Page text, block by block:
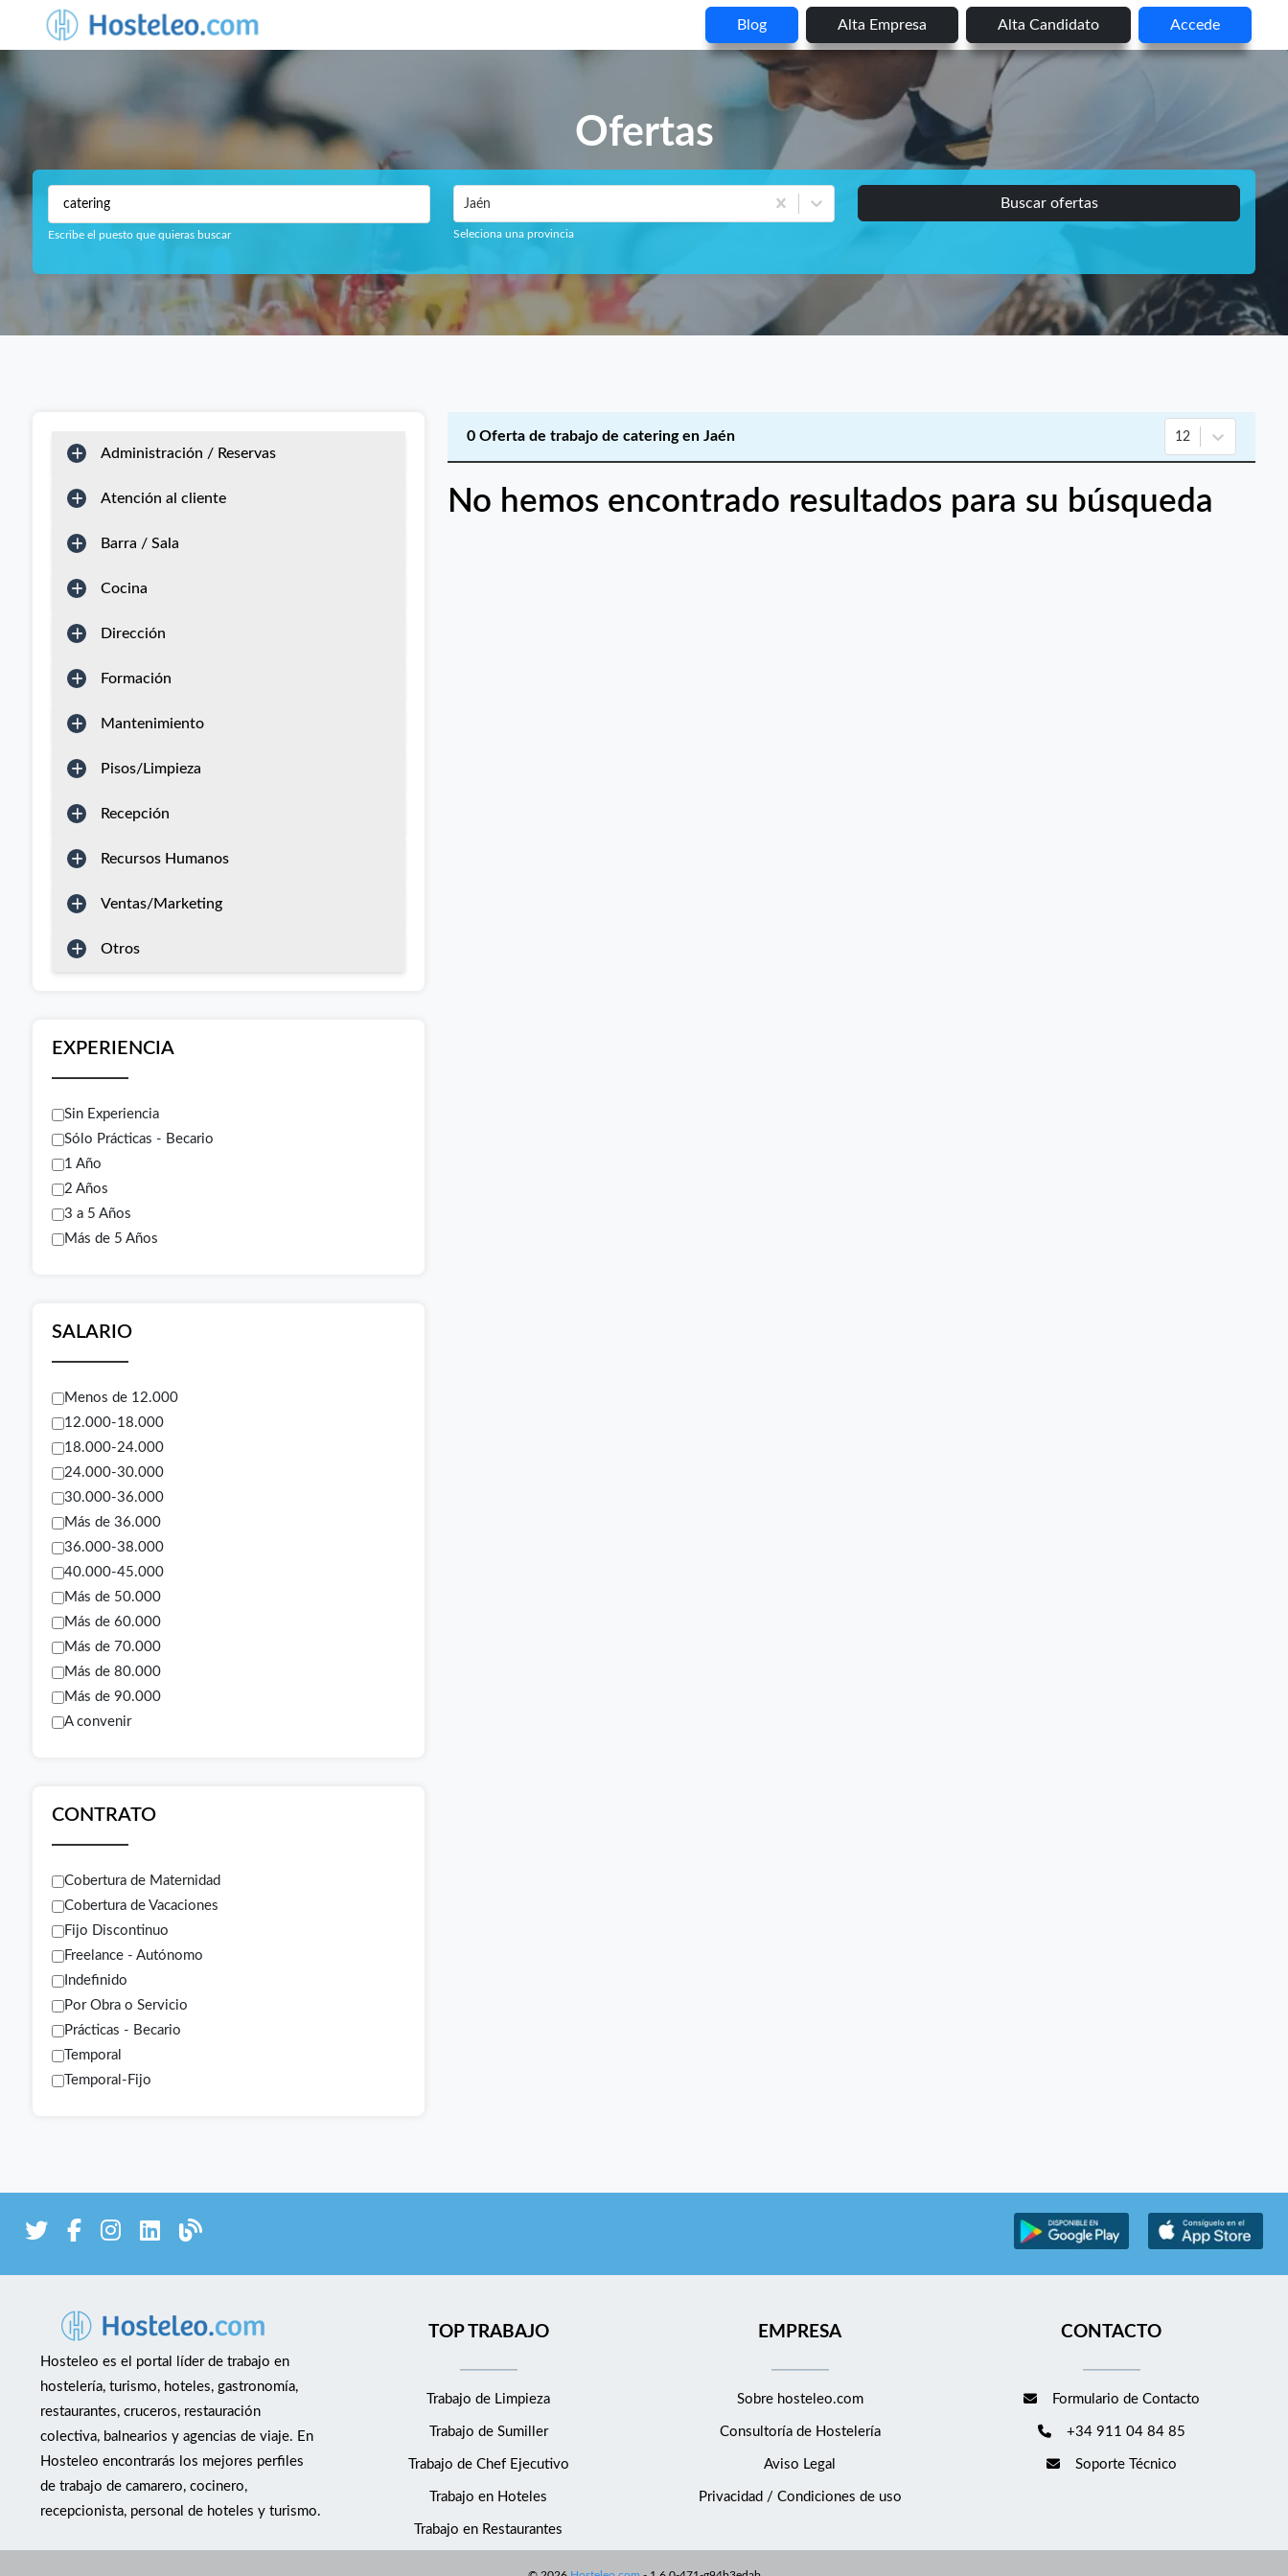
Blog Alta Empresa Alta Candidato Accede
Ofertas
Escribe el puesto que quieras buscar
Jaén
Seleciona una provincia
Buscar ofertas
Administración / Reservas
Atención al cliente
Barra / Sala
Cocina
Dirección
Formación
Mantenimiento
Pisos/Limpieza
Recepción
Recursos Humanos
Ventas/Marketing
Otros
EXPERIENCIA
Sin Experiencia
Sólo Prácticas - Becario
1 Año
2 Años
3 a 5 Años
Más de 5 Años
SALARIO
Menos de 12.000
12.000-18.000
18.000-24.000
24.000-30.000
30.000-36.000
Más de 36.000
36.000-38.000
40.000-45.000
Más de 50.000
Más de 60.000
Más de 70.000
Más de 80.000
Más de 90.000
A convenir
CONTRATO
Cobertura de Maternidad
Cobertura de Vacaciones
Fijo Discontinuo
Freelance - Autónomo
Indefinido
Por Obra o Servicio
Prácticas - Becario
Temporal
Temporal-Fijo
0 Oferta de trabajo de catering en Jaén 12
No hemos encontrado resultados para su búsqueda
Hosteleo es el portal líder de trabajo en
hostelería, turismo, hoteles, gastronomía,
restaurantes, cruceros, restauración
colectiva, balnearios y agencias de viaje. En
Hosteleo encontrarás los mejores perfiles
de trabajo de camarero, cocinero,
recepcionista, personal de hoteles y turismo.
TOP TRABAJO
Trabajo de Limpieza
Trabajo de Sumiller
Trabajo de Chef Ejecutivo
Trabajo en Hoteles
Trabajo en Restaurantes
EMPRESA
Sobre hosteleo.com
Consultoría de Hostelería
Aviso Legal
Privacidad / Condiciones de uso
CONTACTO
Formulario de Contacto
+34 911 04 84 85
Soporte Técnico